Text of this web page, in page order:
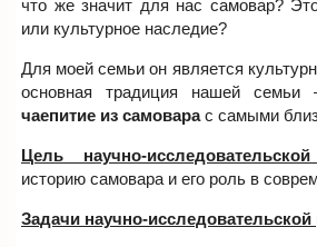
что же значит для нас самовар?
или культурное наследие?
Для моей семьи он является
основная традиция нашей
чаепитие из самоварас самыми
Цель научно-
историю самовара и его роль в
Задачи научно-